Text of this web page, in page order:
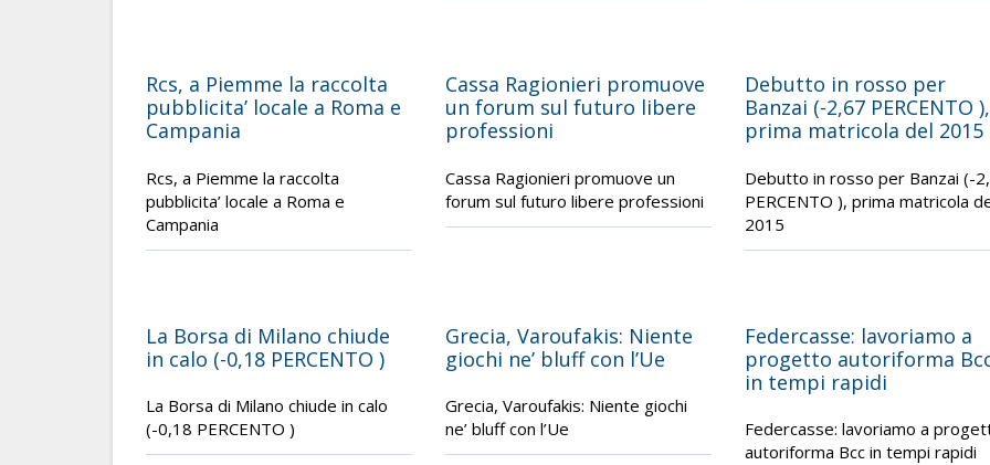
Rcs, a Piemme la raccolta
pubblicita’ locale a Roma e
Campania
Rcs, a Piemme la raccolta
pubblicita’ locale a Roma e
Campania
Cassa Ragionieri promuove
un forum sul futuro libere
professioni
Cassa Ragionieri promuove un
forum sul futuro libere professioni
Debutto in rosso per
Banzai (-2,67 PERCENTO ),
prima matricola del 2015
Debutto in rosso per Banzai (-
PERCENTO ), prima matricola
2015
La Borsa di Milano chiude
in calo (-0,18 PERCENTO )
La Borsa di Milano chiude in calo
(-0,18 PERCENTO )
Grecia, Varoufakis: Niente
giochi ne’ bluff con l’Ue
Grecia, Varoufakis: Niente giochi
ne’ bluff con l’Ue
Federcasse: lavoriamo a
progetto autoriforma
in tempi rapidi
Federcasse: lavoriamo a
autoriforma Bcc in tempi rapidi